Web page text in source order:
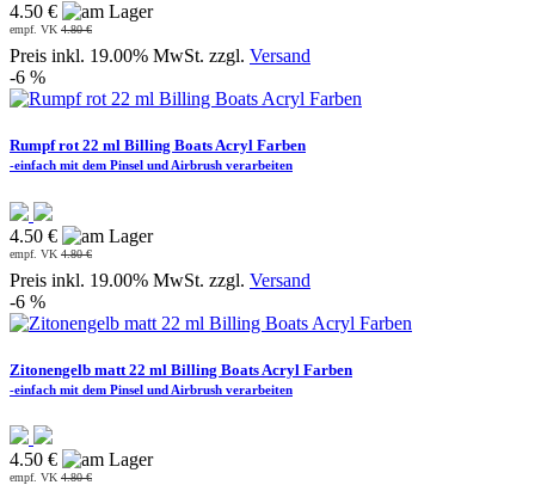
4.50 €
empf. VK 4.80 €
Preis inkl. 19.00% MwSt. zzgl. Versand
-6 %
Rumpf rot 22 ml Billing Boats Acryl Farben
-einfach mit dem Pinsel und Airbrush verarbeiten
4.50 €
empf. VK 4.80 €
Preis inkl. 19.00% MwSt. zzgl. Versand
-6 %
Zitonengelb matt 22 ml Billing Boats Acryl Farben
-einfach mit dem Pinsel und Airbrush verarbeiten
4.50 €
empf. VK 4.80 €